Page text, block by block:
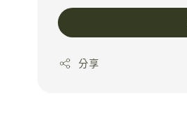
分享